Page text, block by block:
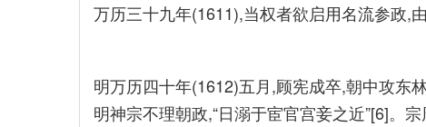
万历三十九年(1611),当权者欲启用名流参政,
明万历四十年(1612)五月,顾宪成卒,朝中攻东
明神宗不理朝政,“日溺于宦官宫妾之近”[6]。